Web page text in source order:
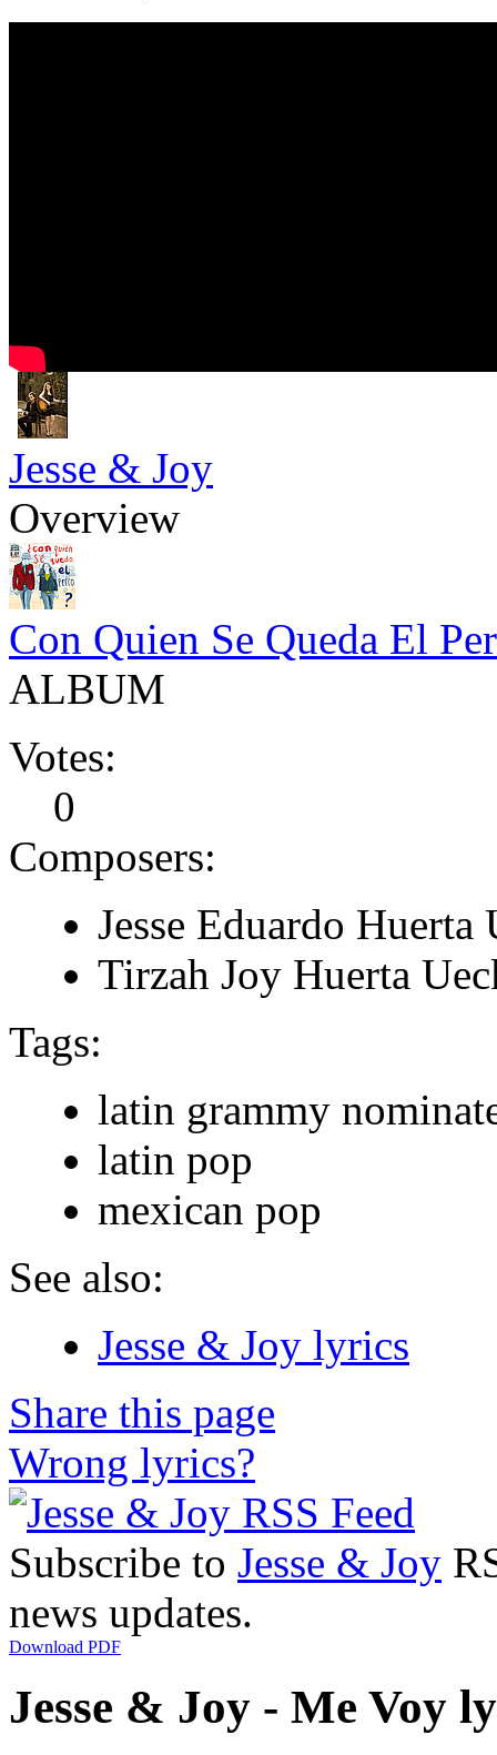
Jesse & Joy
Overview
Con Quien Se Queda El
ALBUM
Votes:
0
Composers:
Jesse Eduardo Huerta
Tirzah Joy Huerta
Tags:
latin grammy
latin pop
mexican pop
See also:
Jesse & Joy lyrics
Share this page
Wrong lyrics?
Subscribe to Jesse & Joy
news updates.
Download PDF
Jesse & Joy - Me Voy